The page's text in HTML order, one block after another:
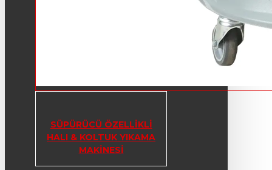
SÜPÜRÜCÜ ÖZELLIKLI
HALI & KOLTUK YIKAMA
MAKINESI